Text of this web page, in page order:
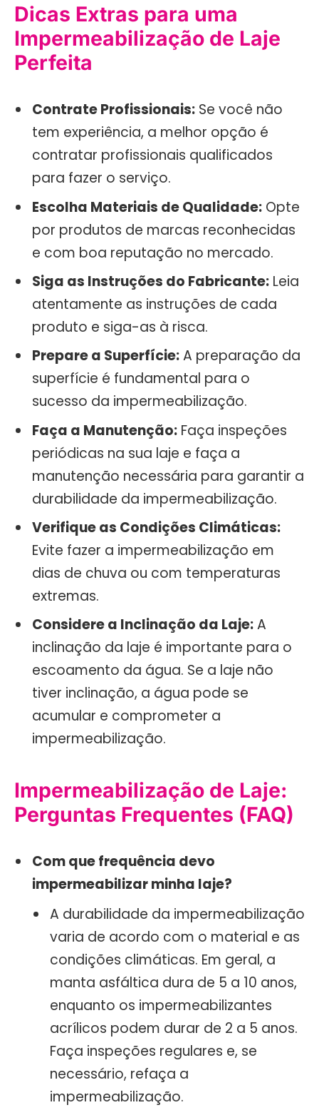
Dicas Extras para uma
Impermeabilização de Laje
Perfeita
Contrate Profissionais: Se você não
tem experiência, a melhor opção é
contratar profissionais qualificados
para fazer o serviço.
Escolha Materiais de Qualidade: Opte
por produtos de marcas reconhecidas
e com boa reputação no mercado.
Siga as Instruções do Fabricante: Leia
atentamente as instruções de cada
produto e siga-as à risca.
Prepare a Superfície:A preparação da
superfície é fundamental para o
sucesso da impermeabilização.
Faça a Manutenção: Faça inspeções
periódicas na sua laje e faça a
manutenção necessária para garantir a
durabilidade da impermeabilização.
Verifique as Condições Climáticas:
Evite fazer a impermeabilização em
dias de chuva ou com temperaturas
extremas.
Considere a Inclinação da Laje:A
inclinação da laje é importante para o
escoamento da água. Se a laje não
tiver inclinação, a água pode se
acumular e comprometer a
impermeabilização.
Impermeabilização de Laje:
Perguntas Frequentes (FAQ)
Com que frequência devo
impermeabilizar minha laje?
A durabilidade da impermeabilização
varia de acordo com o material e as
condições climáticas. Em geral, a
manta asfáltica dura de 5 a 10 anos,
enquanto os impermeabilizantes
acrílicos podem durar de 2 a 5 anos.
Faça inspeções regulares e, se
necessário, refaça a
impermeabilização.